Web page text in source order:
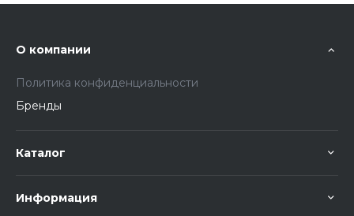
О компании
Политика конфиденциальности
Бренды
Каталог
Информация